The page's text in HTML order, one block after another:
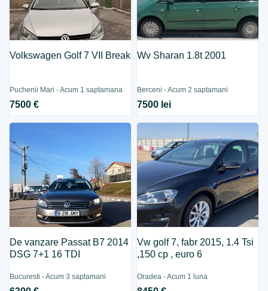
Volkswagen Golf 7 VII Break
Puchenii Mari - Acum 1 saptamana
7500 €
Wv Sharan 1.8t 2001
Berceni - Acum 2 saptamani
7500 lei
De vanzare Passat B7 2014
DSG 7+1 16 TDI
Bucuresti - Acum 3 saptamani
Vw golf 7, fabr 2015, 1.4 Tsi
,150 cp , euro 6
Oradea - Acum 1 luna